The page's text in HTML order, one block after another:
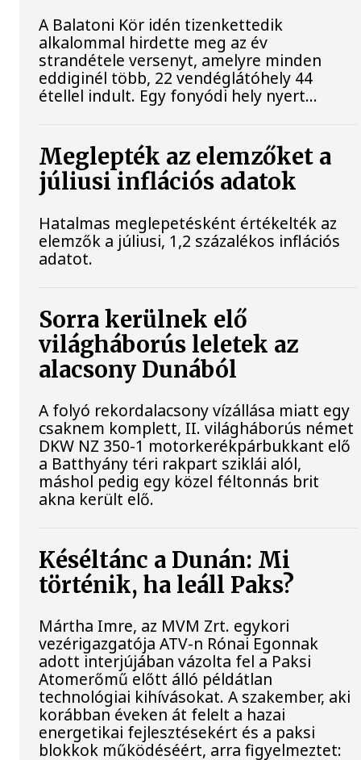
A Balatoni Kör idén tizenkettedik
alkalommal hirdette meg az év
strandétele versenyt, amelyre minden
eddiginél több, 22 vendéglátóhely 44
étellel indult. Egy fonyódi hely nyert...
Meglepték az elemzőket a
júliusi inflációs adatok
Hatalmas meglepetésként értékelték az
elemzők a júliusi, 1,2 százalékos inflációs
adatot.
Sorra kerülnek elő
világháborús leletek az
alacsony Dunából
A folyó rekordalacsony vízállása miatt egy
csaknem komplett, II. világháborús német
DKW NZ 350-1 motorkerékpárbukkant elő
a Batthyány téri rakpart sziklái alól,
máshol pedig egy közel féltonnás brit
akna került elő.
Késéltánc a Dunán: Mi
történik, ha leáll Paks?
Mártha Imre, az MVM Zrt. egykori
vezérigazgatója ATV-n Rónai Egonnak
adott interjújában vázolta fel a Paksi
Atomerőmű előtt álló példátlan
technológiai kihívásokat. A szakember, aki
korábban éveken át felelt a hazai
energetikai fejlesztésekért és a paksi
blokkok működéséért, arra figyelmeztet: